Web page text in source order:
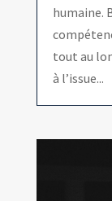
humaine.
tout au
à l’issue...